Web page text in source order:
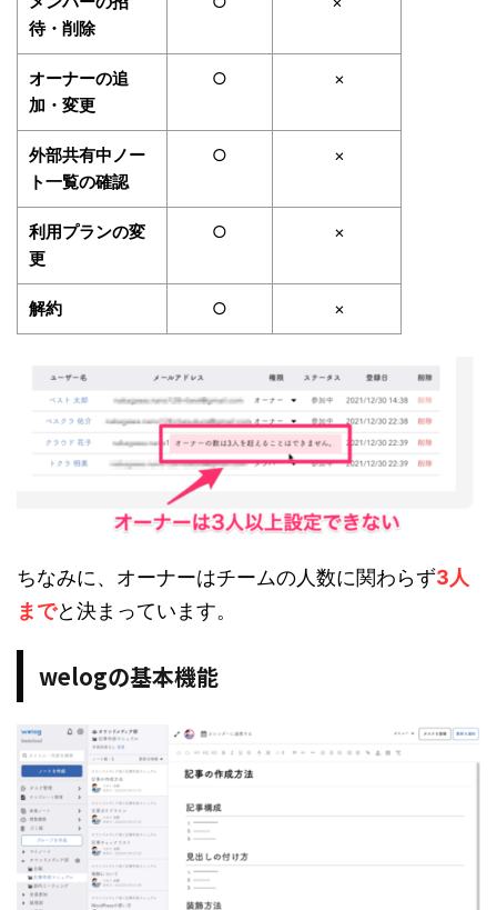
待・削除
オーナーの追
加・変更
○ ×
外部共有中ノー
ト一覧の確認
○ ×
利用プランの変
更
○ ×
解約 ○ ×
ちなみに、オーナーはチームの人数に関わらず3人
までと決まっています。
welogの基本機能